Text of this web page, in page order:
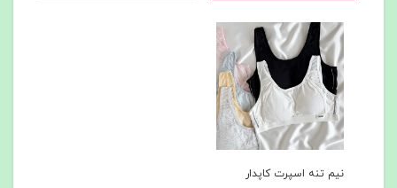
نیم تنه اسپرت کاپدار